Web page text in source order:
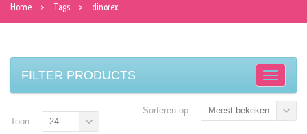
Home Tags dinorex
FILTER PRODUCTS
Sorteren op: Meest bekeken
Toon: 24